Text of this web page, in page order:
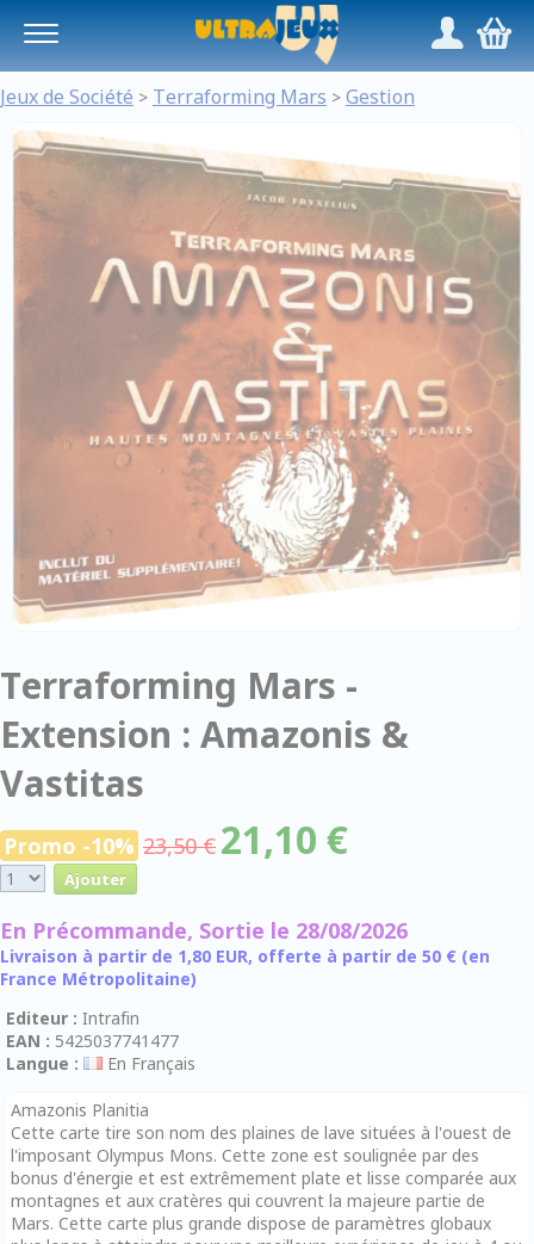
/,
Jeux de Société > Terraforming Mars > Gestion
Terraforming Mars -
Extension : Amazonis &
Vastitas
Promo -10% 23,50 € 21,10 €
En Précommande, Sortie le 28/08/2026
Livraison à partir de 1,80 EUR, offerte à partir de 50 € (en
France Métropolitaine)
Editeur : Intrafin
EAN : 5425037741477
Langue :
En Français
Amazonis Planitia
Cette carte tire son nom des plaines de lave situées à l'ouest de
l'imposant Olympus Mons. Cette zone est soulignée par des
bonus d'énergie et est extrêmement plate et lisse comparée aux
montagnes et aux cratères qui couvrent la majeure partie de
Mars. Cette carte plus grande dispose de paramètres globaux